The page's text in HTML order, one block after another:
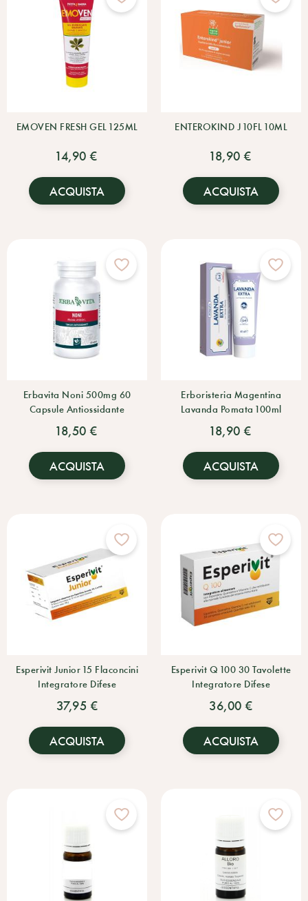
EMOVEN FRESH GEL 125ML
14,90 €
ACQUISTA
ENTEROKIND J 10FL 10ML
18,90 €
ACQUISTA
Erbavita Noni 500mg 60
Capsule Antiossidante
18,50 €
ACQUISTA
Erboristeria Magentina
Lavanda Pomata 100ml
18,90 €
ACQUISTA
Esperivit Junior 15 Flaconcini
Integratore Difese
37,95 €
ACQUISTA
Esperivit Q 100 30 Tavolette
Integratore Difese
36,00 €
ACQUISTA